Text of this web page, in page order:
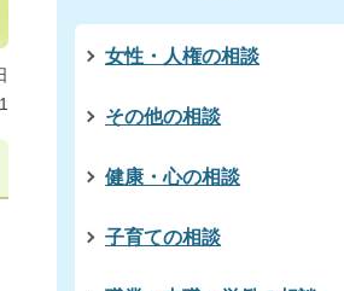
女性・人権の相談
その他の相談
健康・心の相談
子育ての相談